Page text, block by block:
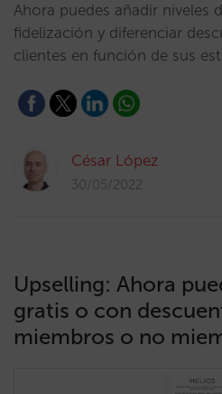
Ahora puedes añadir niveles
fidelización y diferenciar
clientes en función de sus
César López
30/05/2022
Upselling: Ahora
gratis o con
miembros o no